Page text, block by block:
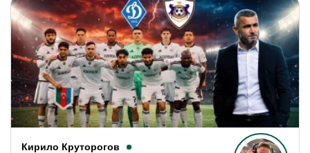
Кирило Круторогов